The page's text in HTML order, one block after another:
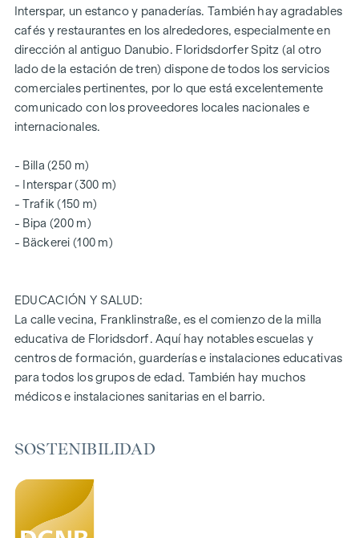
Las viviendas vacías aún están disponibles en todos los
tamaños de piso y todas incluyen un espacio abierto en
forma de logia, balcón, jardín privado o terraza y un
compartimento de sótano con cerradura.
CONCIERTE UNA CITA HOY MISMO
SOSTENIBILIDAD
Este proyecto de WINEGG Realitäten GmbH también se
la propiedad. Además de optimizar la vida útil de la
propiedad, WINEGG presta atención a minimizar el
consumo de energía y recursos naturales durante la
ejecución del proyecto. También aspiramos a obtener la
certificación independiente DGNB Gold y la verificación de
la taxonomía de la UE.
Se ha encargado al bufete de abogados Tiefenthaler
contrato de compraventa, la tramitación fiduciaria y la
ejecución registral. Los costes totales de los servicios
enumerados ascienden al 1,5% más IVA. Hay que añadir los
Interspar, un estanco y panaderías. También hay agradables
cafés y restaurantes en los alrededores, especialmente en
dirección al antiguo Danubio. Floridsdorfer Spitz (al otro
lado de la estación de tren) dispone de todos los servicios
comerciales pertinentes, por lo que está excelentemente
comunicado con los proveedores locales nacionales e
internacionales.
- Billa (250 m)
- Interspar (300 m)
- Trafik (150 m)
- Bipa (200 m)
- Bäckerei (100 m)
EDUCACIÓN Y SALUD:
La calle vecina, Franklinstraße, es el comienzo de la milla
educativa de Floridsdorf. Aquí hay notables escuelas y
centros de formación, guarderías e instalaciones educativas
para todos los grupos de edad. También hay muchos
médicos e instalaciones sanitarias en el barrio.
SOSTENIBILIDAD